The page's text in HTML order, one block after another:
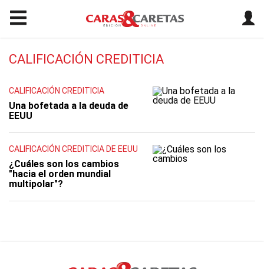
CALIFICACIÓN CREDITICIA
CALIFICACIÓN CREDITICIA
Una bofetada a la deuda de
EEUU
CALIFICACIÓN CREDITICIA DE EEUU
¿Cuáles son los cambios
"hacia el orden mundial
multipolar"?